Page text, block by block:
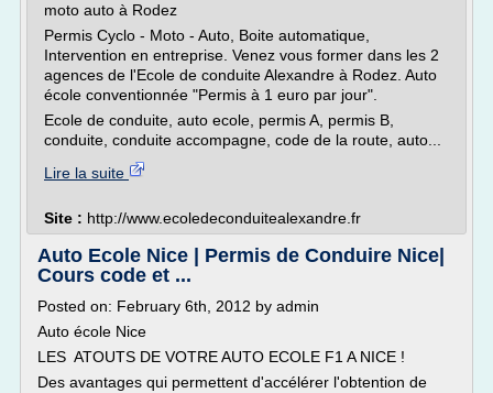
moto auto à Rodez
Permis Cyclo - Moto - Auto, Boite automatique,
Intervention en entreprise. Venez vous former dans les 2
agences de l'Ecole de conduite Alexandre à Rodez. Auto
école conventionnée "Permis à 1 euro par jour".
Ecole de conduite, auto ecole, permis A, permis B,
conduite, conduite accompagne, code de la route, auto...
Lire la suite
Site : http://www.ecoledeconduitealexandre.fr
Auto Ecole Nice | Permis de Conduire Nice|
Cours code et ...
Posted on: February 6th, 2012 by admin
Auto école Nice
LES ATOUTS DE VOTRE AUTO ECOLE F1 A NICE !
Des avantages qui permettent d'accélérer l'obtention de